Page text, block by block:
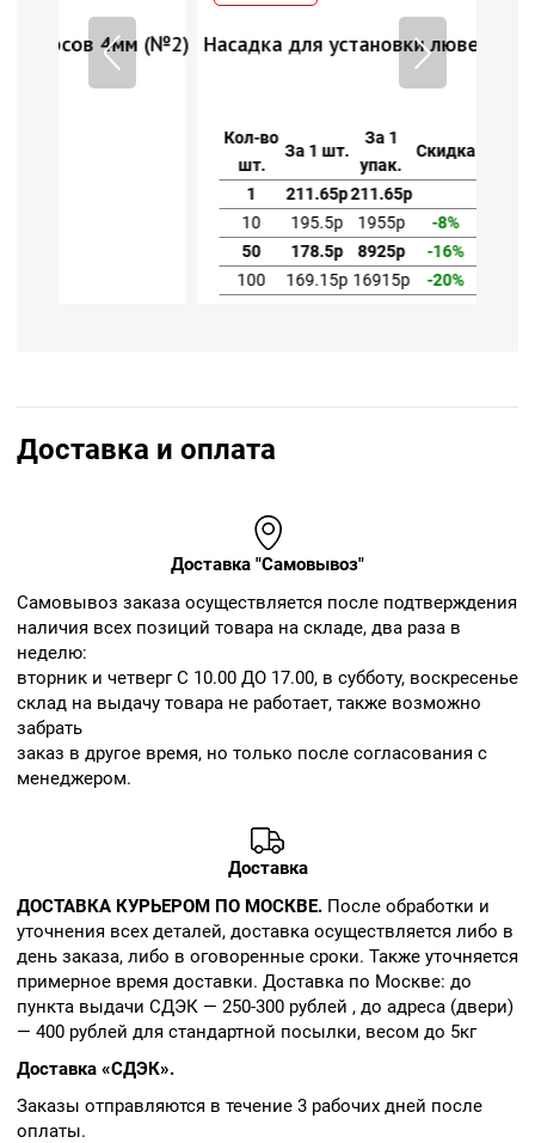
Насадка для установки люверсов 4мм (№2)
За 1
упак.
Скидка
211.65р
1955р
-8%
8925р
-16%
16915р -20%
Доставка и оплата
Доставка "Самовывоз"
Cамовывоз заказа осуществляется после подтверждения
наличия всех позиций товара на складе, два раза в
неделю:
вторник и четверг С 10.00 ДО 17.00, в субботу, воскресенье
склад на выдачу товара не работает, также возможно
забрать
заказ в другое время, но только после согласования с
менеджером.
Доставка
ДОСТАВКА КУРЬЕРОМ ПО МОСКВЕ. После обработки и
уточнения всех деталей, доставка осуществляется либо в
день заказа, либо в оговоренные сроки. Также уточняется
примерное время доставки. Доставка по Москве: до
пункта выдачи СДЭК — 250-300 рублей , до адреса (двери)
— 400 рублей для стандартной посылки, весом до 5кг
Доставка «СДЭК».
Заказы отправляются в течение 3 рабочих дней после
оплаты.